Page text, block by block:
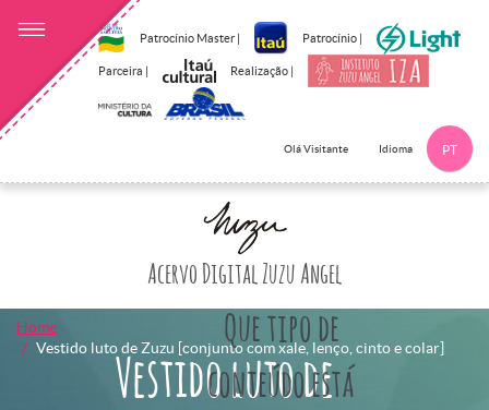
Patrocínio Master | Patrocínio |
Parceira | Realização |
Olá Visitante Idioma PT
Acervo Digital Zuzu Angel
Que tipo de
conteúdo está
Home
Vestido luto de Zuzu [conjunto com xale, lenço, cinto e colar]
Vestido luto de